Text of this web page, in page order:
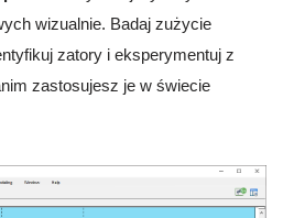
wizualnie. Badaj zużycie
zatory i eksperymentuj z
zastosujesz je w świecie